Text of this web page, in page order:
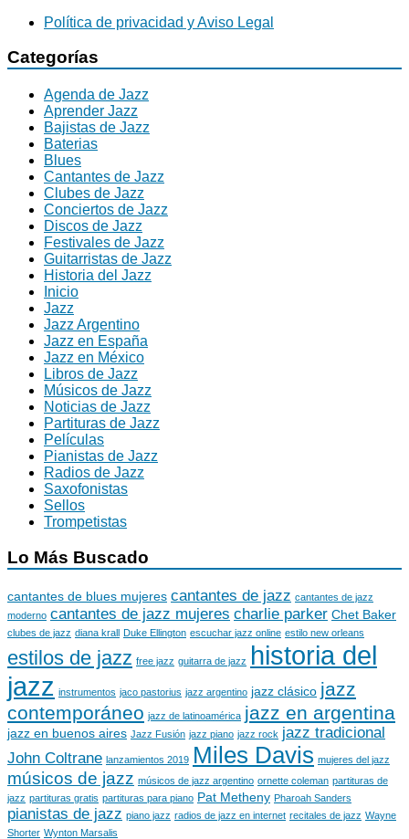
Política de privacidad y Aviso Legal
Categorías
Agenda de Jazz
Aprender Jazz
Bajistas de Jazz
Baterias
Blues
Cantantes de Jazz
Clubes de Jazz
Conciertos de Jazz
Discos de Jazz
Festivales de Jazz
Guitarristas de Jazz
Historia del Jazz
Inicio
Jazz
Jazz Argentino
Jazz en España
Jazz en México
Libros de Jazz
Músicos de Jazz
Noticias de Jazz
Partituras de Jazz
Películas
Pianistas de Jazz
Radios de Jazz
Saxofonistas
Sellos
Trompetistas
Lo Más Buscado
cantantes de blues mujeres cantantes de jazz cantantes de jazz
moderno cantantes de jazz mujeres charlie parker Chet Baker
clubes de jazz diana krall Duke Ellington escuchar jazz online estilo new orleans
estilos de jazz free jazz guitarra de jazz historia del
jazz instrumentos jaco pastorius jazz argentino jazz clásico jazz
contemporáneo jazz de latinoamérica jazz en argentina
jazz en buenos aires Jazz Fusión jazz piano jazz rock jazz tradicional
John Coltrane lanzamientos 2019 Miles Davis mujeres del jazz
músicos de jazz músicos de jazz argentino ornette coleman partituras de
jazz partituras gratis partituras para piano Pat Metheny Pharoah Sanders
pianistas de jazz piano jazz radios de jazz en internet recitales de jazz Wayne
Shorter Wynton Marsalis